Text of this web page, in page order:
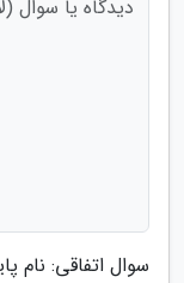
سوال اتفاقی: نام